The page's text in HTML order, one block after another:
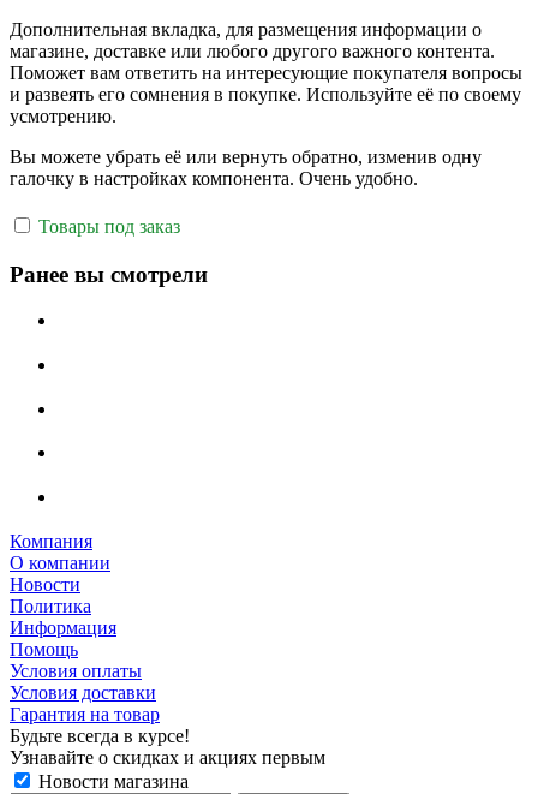
Дополнительная вкладка, для размещения информации о
магазине, доставке или любого другого важного контента.
Поможет вам ответить на интересующие покупателя вопросы
и развеять его сомнения в покупке. Используйте её по своему
усмотрению.
Вы можете убрать её или вернуть обратно, изменив одну
галочку в настройках компонента. Очень удобно.
Товары под заказ
Ранее вы смотрели
Компания
О компании
Новости
Политика
Информация
Помощь
Условия оплаты
Условия доставки
Гарантия на товар
Будьте всегда в курсе!
Узнавайте о скидках и акциях первым
Новости магазина